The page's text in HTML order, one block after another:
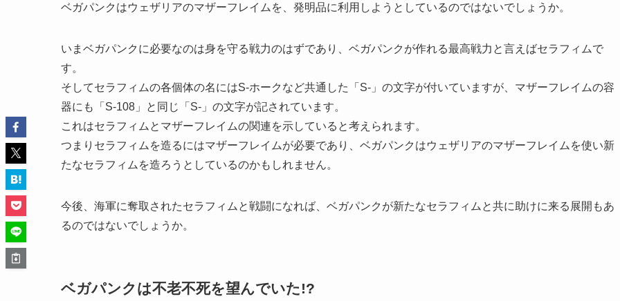
ベガパンクはウェザリアのマザーフレイムを、発明品に利用しようとしているのではないでしょうか。
いまベガパンクに必要なのは身を守る戦力のはずであり、ベガパンクが作れる最高戦力と言えばセラフィムで
す。
そしてセラフィムの各個体の名にはS-ホークなど共通した「S-」の文字が付いていますが、マザーフレイムの容
器にも「S-108」と同じ「S-」の文字が記されています。
これはセラフィムとマザーフレイムの関連を示していると考えられます。
つまりセラフィムを造るにはマザーフレイムが必要であり、ベガパンクはウェザリアのマザーフレイムを使い新
たなセラフィムを造ろうとしているのかもしれません。
今後、海軍に奪取されたセラフィムと戦闘になれば、ベガパンクが新たなセラフィムと共に助けに来る展開もあ
るのではないでしょうか。
ベガパンクは不老不死を望んでいた!?